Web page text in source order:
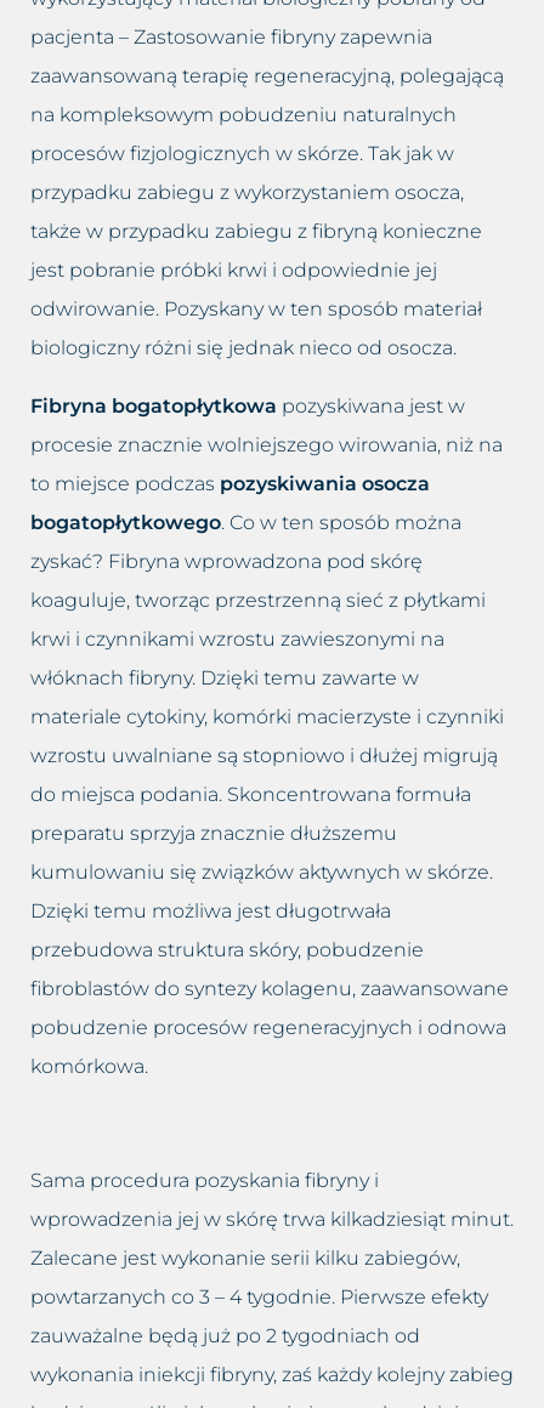
pacjenta – Zastosowanie fibryny zapewnia
zaawansowaną terapię regeneracyjną, polegającą
na kompleksowym pobudzeniu naturalnych
procesów fizjologicznych w skórze. Tak jak w
przypadku zabiegu z wykorzystaniem osocza,
także w przypadku zabiegu z fibryną konieczne
jest pobranie próbki krwi i odpowiednie jej
odwirowanie. Pozyskany w ten sposób materiał
biologiczny różni się jednak nieco od osocza.
Fibryna bogatopłytkowa pozyskiwana jest w
procesie znacznie wolniejszego wirowania, niż na
to miejsce podczas pozyskiwania osocza
bogatopłytkowego. Co w ten sposób można
zyskać? Fibryna wprowadzona pod skórę
koaguluje, tworząc przestrzenną sieć z płytkami
krwi i czynnikami wzrostu zawieszonymi na
włóknach fibryny. Dzięki temu zawarte w
materiale cytokiny, komórki macierzyste i czynniki
wzrostu uwalniane są stopniowo i dłużej migrują
do miejsca podania. Skoncentrowana formuła
preparatu sprzyja znacznie dłuższemu
kumulowaniu się związków aktywnych w skórze.
Dzięki temu możliwa jest długotrwała
przebudowa struktura skóry, pobudzenie
fibroblastów do syntezy kolagenu, zaawansowane
pobudzenie procesów regeneracyjnych i odnowa
komórkowa.
Sama procedura pozyskania fibryny i
wprowadzenia jej w skórę trwa kilkadziesiąt minut.
Zalecane jest wykonanie serii kilku zabiegów,
powtarzanych co 3 – 4 tygodnie. Pierwsze efekty
zauważalne będą już po 2 tygodniach od
wykonania iniekcji fibryny, zaś każdy kolejny zabieg